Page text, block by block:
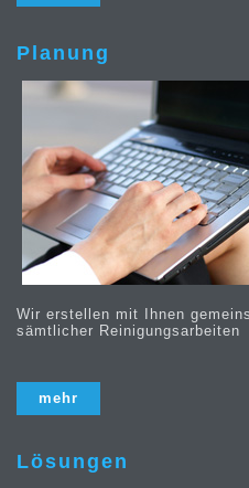
Planung
Wir erstellen mit Ihnen
sämtlicher Reinigungsarbeiten
mehr
Lösungen